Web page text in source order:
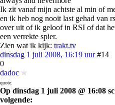
Ik zit vanaf mijn achtste al min of
en ik heb nog nooit last gehad van
over uit of ik geloof in RSI of dat
een verrekte spier.
Zien wat ik kijk: trakt.tv
dinsdag 1 juli 2008, 16:19 uur #14
0
dadoc
quote:
Op dinsdag 1 juli 2008 @ 16:08
volgende: